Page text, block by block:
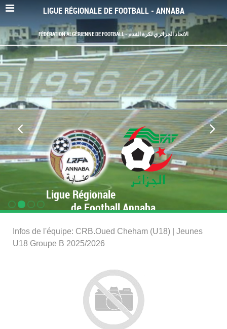
LIGUE RÉGIONALE DE FOOTBALL - ANNABA
FÉDÉRATION ALGÉRIENNE DE FOOTBALL - الاتحاد الجزائري لكرة القدم
Ligue Régionale
de Football Annaba
Infos de l'équipe: CRB.Oued Cheham (U18) | Jeunes
U18 Groupe B 2025/2026